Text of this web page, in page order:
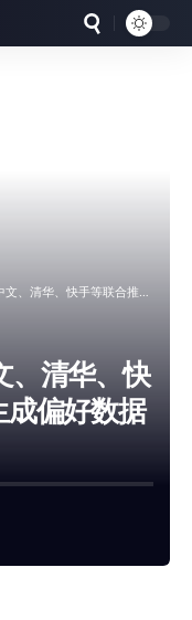
联合推出的视频生成偏好数据集及奖励模型
、清华、快
偏好数据